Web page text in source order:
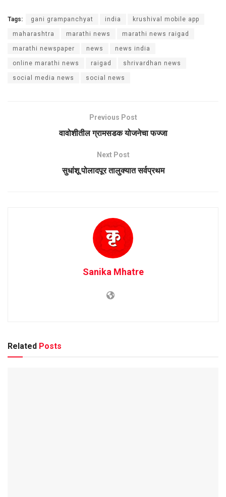
Tags: gani grampanchyat india krushival mobile app
maharashtra marathi news marathi news raigad
marathi newspaper news news india
online marathi news raigad shrivardhan news
social media news social news
Previous Post
वावोशीतील ग्रामसडक योजनेचा फज्जा
Next Post
सुधांशू पोलादपूर तालुक्यात सर्वप्रथम
Sanika Mhatre
Related Posts